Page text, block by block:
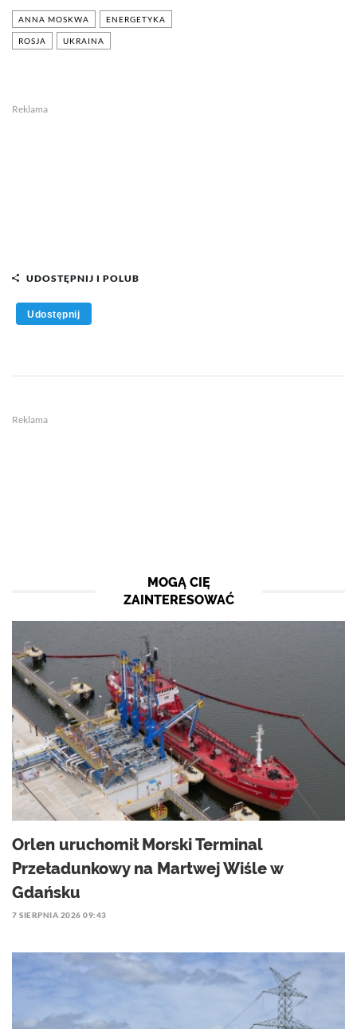
ANNA MOSKWA ENERGETYKA
ROSJA UKRAINA
Reklama
UDOSTĘPNIJ I POLUB
Udostępnij
Reklama
MOGĄ CIĘ
ZAINTERESOWAĆ
Orlen uruchomił Morski Terminal
Przeładunkowy na Martwej Wiśle w
Gdańsku
7 SIERPNIA 2026 09:43